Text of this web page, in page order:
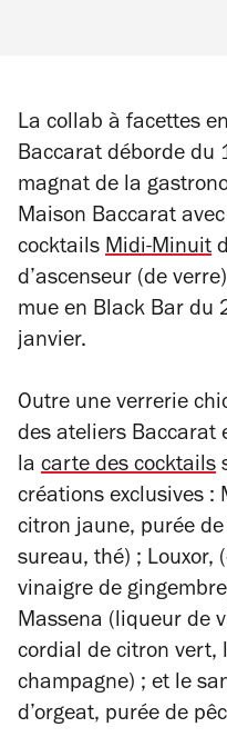
La collab à facettes
Baccarat déborde du
magnat de la
Maison Baccarat
cocktails Midi-Minuit
d’ascenseur (de
mue en Black Bar du
janvier.
Outre une verrerie
des ateliers Baccarat
la carte des cocktails
créations exclusives :
citron jaune, purée
sureau, thé) ; Louxor,
vinaigre de
Massena (liqueur de
cordial de citron vert,
champagne) ; et le
d’orgeat, purée de